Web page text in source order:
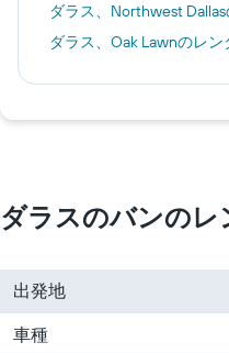
ダラス​、Northwest
ダラス​、Oak Lawn​のレン
ダラスのバンのレ
出発地
車種